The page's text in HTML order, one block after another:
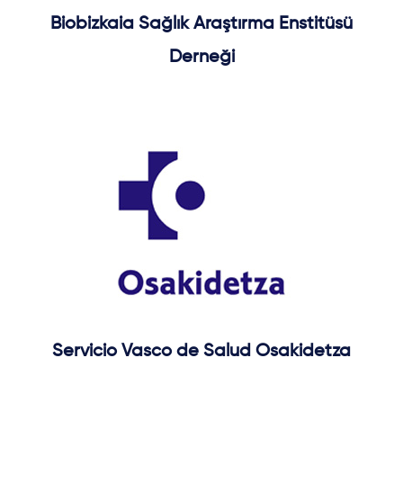
Biobizkaia Sağlık Araştırma Enstitüsü
Derneği
Servicio Vasco de Salud Osakidetza